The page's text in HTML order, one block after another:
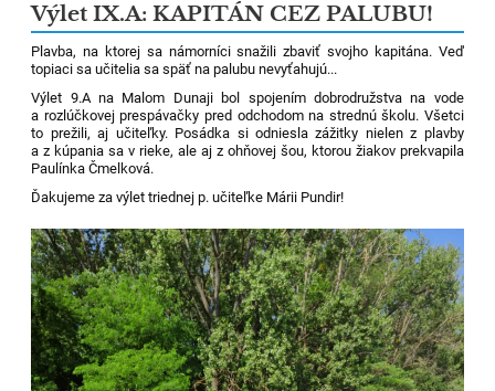
Výlet IX.A: KAPITÁN CEZ PALUBU!
Plavba, na ktorej sa námorníci snažili zbaviť svojho kapitána. Veď
topiaci sa učitelia sa späť na palubu nevyťahujú...
Výlet 9.A na Malom Dunaji bol spojením dobrodružstva na vode
a rozlúčkovej prespávačky pred odchodom na strednú školu. Všetci
to prežili, aj učiteľky. Posádka si odniesla zážitky nielen z plavby
a z kúpania sa v rieke, ale aj z ohňovej šou, ktorou žiakov prekvapila
Paulínka Čmelková.
Ďakujeme za výlet triednej p. učiteľke Márii Pundir!